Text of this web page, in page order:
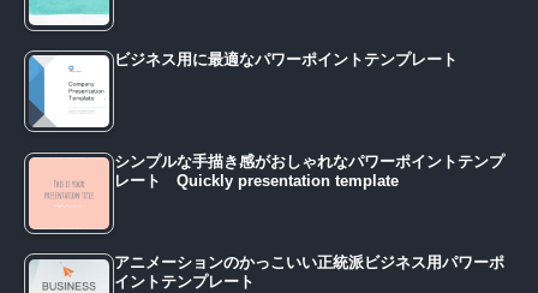
ビジネス用に最適なパワーポイントテンプレート
シンプルな手描き感がおしゃれなパワーポイントテンプ
レート Quickly presentation template
アニメーションのかっこいい正統派ビジネス用パワーポ
イントテンプレート